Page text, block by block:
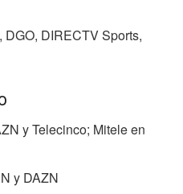
DGO, DIRECTV Sports,
y Telecinco; Mitele en
y DAZN